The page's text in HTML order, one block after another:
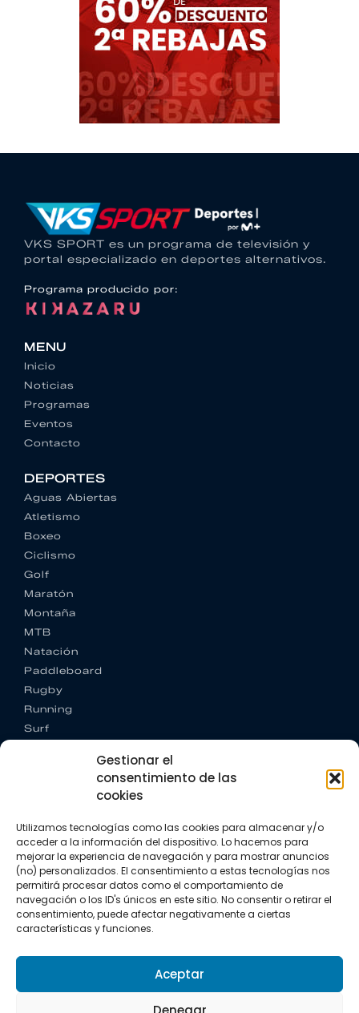
Gestionar el
consentimiento de las
cookies
Utilizamos tecnologías como las cookies para almacenar y/o
acceder a la información del dispositivo. Lo hacemos para
mejorar la experiencia de navegación y para mostrar anuncios
(no) personalizados. El consentimiento a estas tecnologías nos
permitirá procesar datos como el comportamiento de
navegación o los ID's únicos en este sitio. No consentir o retirar el
consentimiento, puede afectar negativamente a ciertas
características y funciones.
Aceptar
VKS SPORT es un programa de televisión y
portal especializado en deportes alternativos.
Programa producido por:
MENU
Inicio
Noticias
Programas
Eventos
Contacto
DEPORTES
Aguas Abiertas
Atletismo
Boxeo
Ciclismo
Golf
Maratón
Montaña
MTB
Natación
Paddleboard
Rugby
Running
Surf
CONTACTO
+34 662 342 177
info@vkssport.com
SÍGUENOS
Política de privacidad
Política de cookies